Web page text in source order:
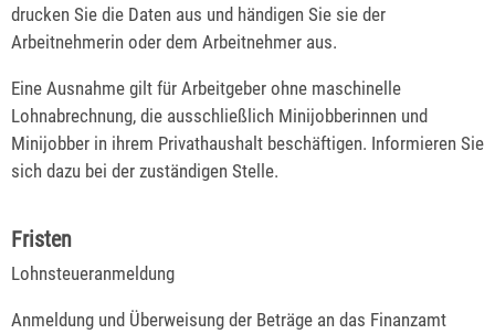
drucken Sie die Daten aus und händigen Sie sie der
Arbeitnehmerin oder dem Arbeitnehmer aus.
Eine Ausnahme gilt für Arbeitgeber ohne maschinelle
Lohnabrechnung, die ausschließlich Minijobberinnen und
Minijobber in ihrem Privathaushalt beschäftigen. Informieren Sie
sich dazu bei der zuständigen Stelle.
Fristen
Lohnsteueranmeldung
Anmeldung und Überweisung der Beträge an das Finanzamt